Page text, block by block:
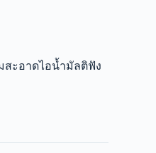
มสะอาดไอน้ำมัลติฟัง